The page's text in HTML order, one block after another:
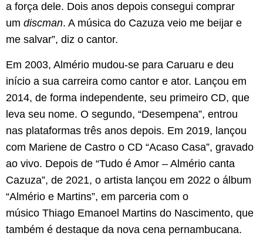
a força dele. Dois anos depois consegui comprar
um discman. A música do Cazuza veio me beijar e
me salvar”, diz o cantor.
Em 2003, Almério mudou-se para Caruaru e deu
início a sua carreira como cantor e ator. Lançou em
2014, de forma independente, seu primeiro CD, que
leva seu nome. O segundo, “Desempena”, entrou
nas plataformas três anos depois. Em 2019, lançou
com Mariene de Castro o CD “Acaso Casa”, gravado
ao vivo. Depois de “Tudo é Amor – Almério canta
Cazuza”, de 2021, o artista lançou em 2022 o álbum
“Almério e Martins”, em parceria com o
músico Thiago Emanoel Martins do Nascimento, que
também é destaque da nova cena pernambucana.